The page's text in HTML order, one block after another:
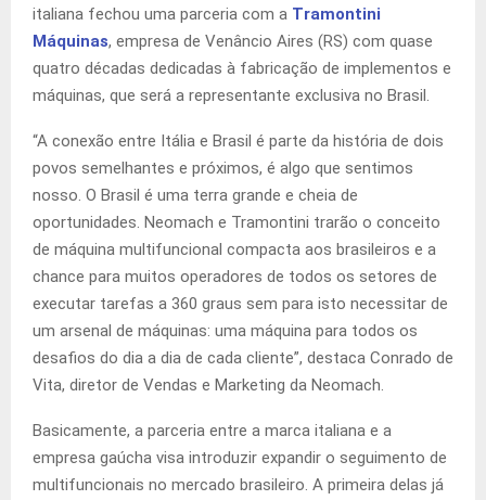
italiana fechou uma parceria com a Tramontini
Máquinas, empresa de Venâncio Aires (RS) com quase
quatro décadas dedicadas à fabricação de implementos e
máquinas, que será a representante exclusiva no Brasil.
“A conexão entre Itália e Brasil é parte da história de dois
povos semelhantes e próximos, é algo que sentimos
nosso. O Brasil é uma terra grande e cheia de
oportunidades. Neomach e Tramontini trarão o conceito
de máquina multifuncional compacta aos brasileiros e a
chance para muitos operadores de todos os setores de
executar tarefas a 360 graus sem para isto necessitar de
um arsenal de máquinas: uma máquina para todos os
desafios do dia a dia de cada cliente”, destaca Conrado de
Vita, diretor de Vendas e Marketing da Neomach.
Basicamente, a parceria entre a marca italiana e a
empresa gaúcha visa introduzir expandir o seguimento de
multifuncionais no mercado brasileiro. A primeira delas já